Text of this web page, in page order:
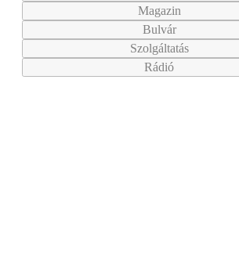
Magazin
Bulvár
Szolgáltatás
Rádió